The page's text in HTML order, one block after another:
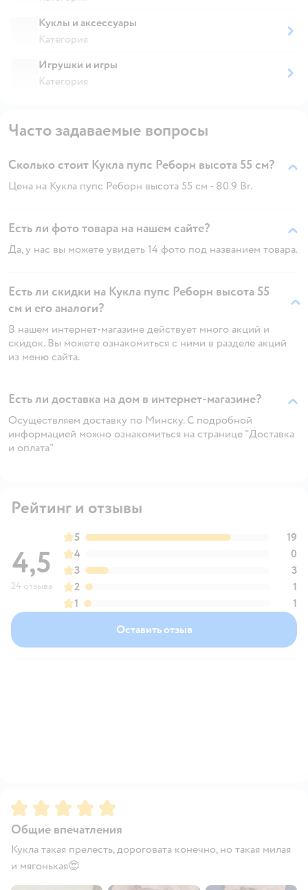
Куклы и аксессуары
Категория
Игрушки и игры
Категория
Часто задаваемые вопросы
Сколько стоит Кукла пупс Реборн высота 55 см?
Цена на Кукла пупс Реборн высота 55 см - 80.9 Br.
Есть ли фото товара на нашем сайте?
Да, у нас вы можете увидеть 14 фото под названием товара.
Есть ли скидки на Кукла пупс Реборн высота 55
см и его аналоги?
В нашем интернет-магазине действует много акций и
скидок. Вы можете ознакомиться с ними в разделе акций
из меню сайта.
Есть ли доставка на дом в интернет-магазине?
Осуществляем доставку по Минску. С подробной
информацией можно ознакомиться на странице "Доставка
и оплата"
Рейтинг и отзывы
4,5
24 отзыва
5
19
4
0
3
3
2
1
1
1
Оставить отзыв
Рейтинг:5
Общие впечатления
Кукла такая прелесть, дороговата конечно, но такая милая
и мягонькая😍